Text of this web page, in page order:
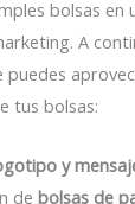
bolsas en
A
puedes
tus bolsas:
y
debolsas de